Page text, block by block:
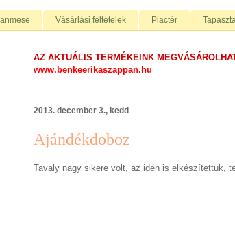
Vásárlási feltételek Piactér
AZ AKTUÁLIS TERMÉKEINK
www.benkeerikaszappan.hu
2013. december 3., kedd
Ajándékdoboz
Tavaly nagy sikere volt, az idén is elkészítettük,